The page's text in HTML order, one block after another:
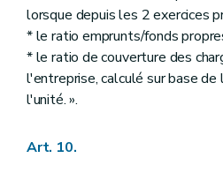
lorsque depuis les 2 exercices
* le ratio emprunts/fonds
* le ratio de couverture des
l'entreprise, calculé sur base
l'unité. ».
Art. 10.